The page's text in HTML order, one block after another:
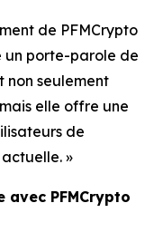
de PFMCrypto
un porte-parole de
non seulement
elle offre une
de
»
avec PFMCrypto